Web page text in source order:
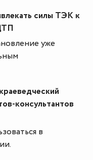
силы ТЭК к
уже
консультантов
в